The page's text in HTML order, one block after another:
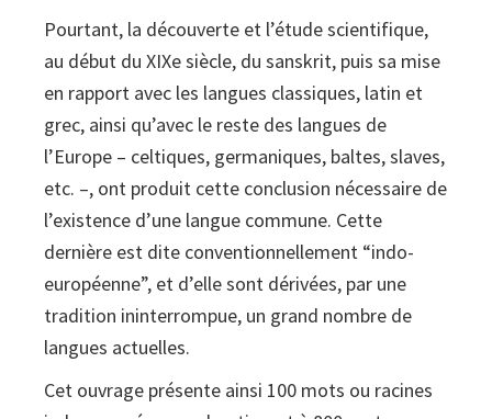
Pourtant, la découverte et l’étude scientifique,
au début du XIXe siècle, du sanskrit, puis sa mise
en rapport avec les langues classiques, latin et
grec, ainsi qu’avec le reste des langues de
l’Europe – celtiques, germaniques, baltes, slaves,
etc. –, ont produit cette conclusion nécessaire de
l’existence d’une langue commune. Cette
dernière est dite conventionnellement “indo-
européenne”, et d’elle sont dérivées, par une
tradition ininterrompue, un grand nombre de
langues actuelles.
Cet ouvrage présente ainsi 100 mots ou racines